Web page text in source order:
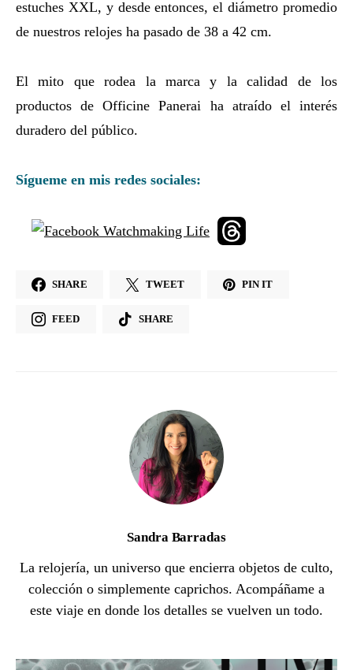
estuches XXL, y desde entonces, el diámetro promedio
de nuestros relojes ha pasado de 38 a 42 cm.
El mito que rodea la marca y la calidad de los
productos de Officine Panerai ha atraído el interés
duradero del público.
Sígueme en mis redes sociales:
SHARE TWEET PIN IT
FEED SHARE
Sandra Barradas
La relojería, un universo que encierra objetos de culto,
colección o simplemente caprichos. Acompáñame a
este viaje en donde los detalles se vuelven un todo.